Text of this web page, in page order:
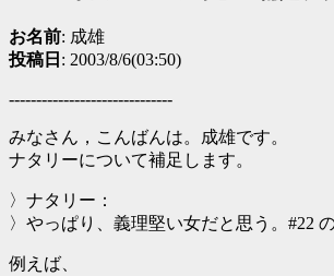
お名前: 成雄
投稿日 : 2003/8/6(03:50)
------------------------------
みなさん，こんばんは。成雄です。
ナタリーについて補足します。
〉ナタリー：
〉やっぱり、義理堅い女だと思う。#22
例えば、